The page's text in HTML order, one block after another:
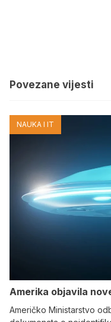
Povezane vijesti
NAUKA I IT
Amerika objavila
Američko Ministarstvo